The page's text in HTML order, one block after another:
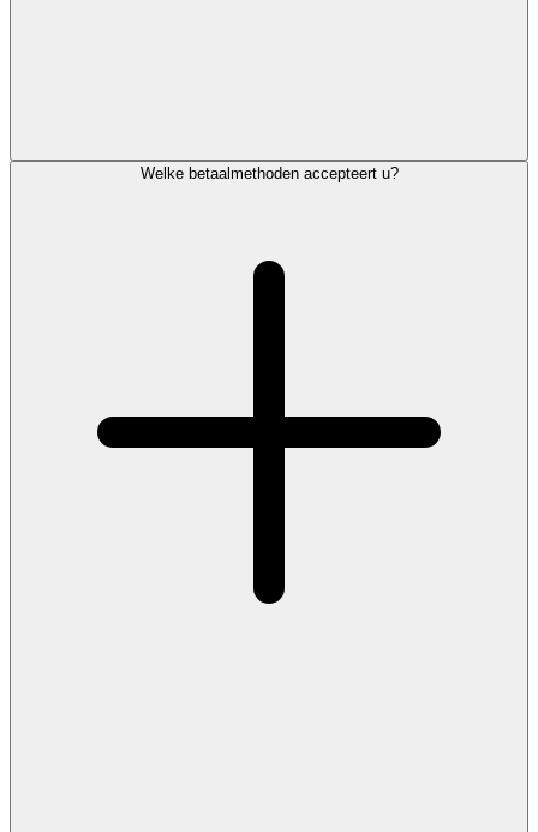
Welke betaalmethoden accepteert u?